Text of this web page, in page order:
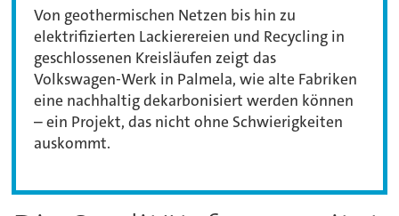
Von geothermischen Netzen bis hin zu
elektrifizierten Lackierereien und Recycling in
geschlossenen Kreisläufen zeigt das
Volkswagen-Werk in Palmela, wie alte Fabriken
eine nachhaltig dekarbonisiert werden können
– ein Projekt, das nicht ohne Schwierigkeiten
auskommt.